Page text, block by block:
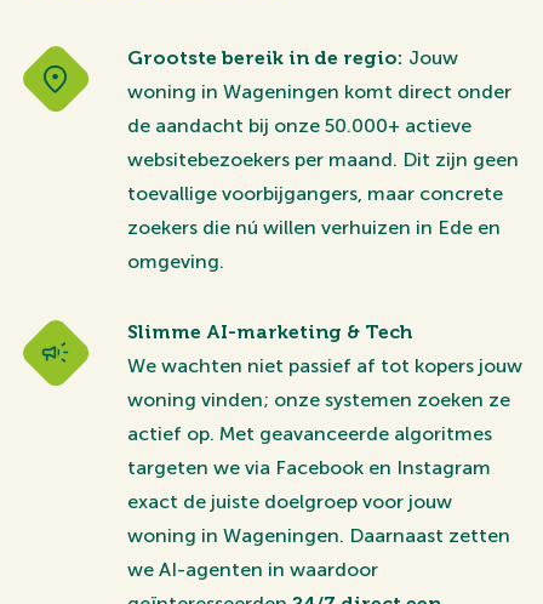
Grootste bereik in de regio: Jouw
woning in Wageningen komt direct onder
de aandacht bij onze 50.000+ actieve
websitebezoekers per maand. Dit zijn geen
toevallige voorbijgangers, maar concrete
zoekers die nú willen verhuizen in Ede en
omgeving.
Slimme AI-marketing & Tech
We wachten niet passief af tot kopers jouw
woning vinden; onze systemen zoeken ze
actief op. Met geavanceerde algoritmes
targeten we via Facebook en Instagram
exact de juiste doelgroep voor jouw
woning in Wageningen. Daarnaast zetten
we AI-agenten in waardoor